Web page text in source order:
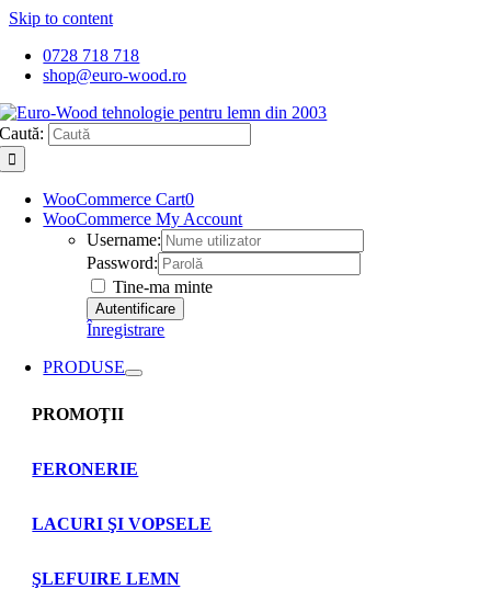
Skip to content
0728 718 718
shop@euro-wood.ro
Caută:
WooCommerce Cart0
WooCommerce My Account
Username:
Password:
Tine-ma minte
Înregistrare
PRODUSE
PROMOŢII
FERONERIE
LACURI ŞI VOPSELE
ŞLEFUIRE LEMN